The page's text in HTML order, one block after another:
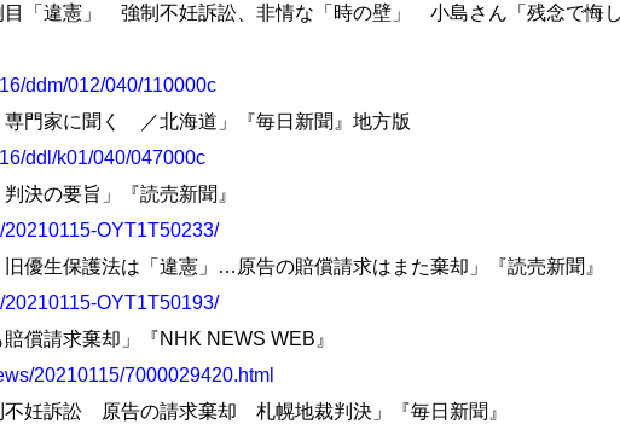
「違憲」 強制不妊訴訟、非情な「時の壁」 小島さん「残念で悔
ddm/012/040/110000c
門家に聞く ／北海道」『毎日新聞』地方版
ddl/k01/040/047000c
の要旨」『読売新聞』
OYT1T50233/
優生保護法は「違憲」…原告の賠償請求はまた棄却」『読売新聞』
OYT1T50193/
償請求棄却」『NHK NEWS WEB』
20210115/7000029420.html
妊訴訟 原告の請求棄却 札幌地裁判決」『毎日新聞』